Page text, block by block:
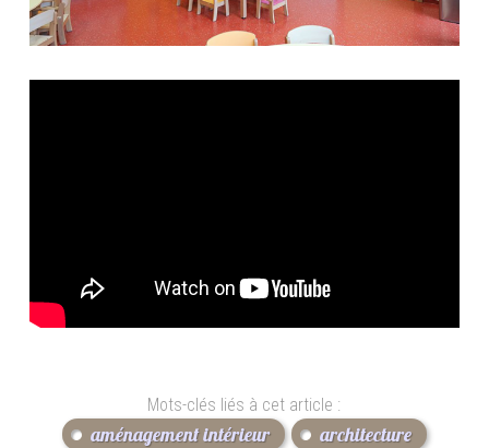
Mots-clés liés à cet article :
aménagement intérieur
architecture